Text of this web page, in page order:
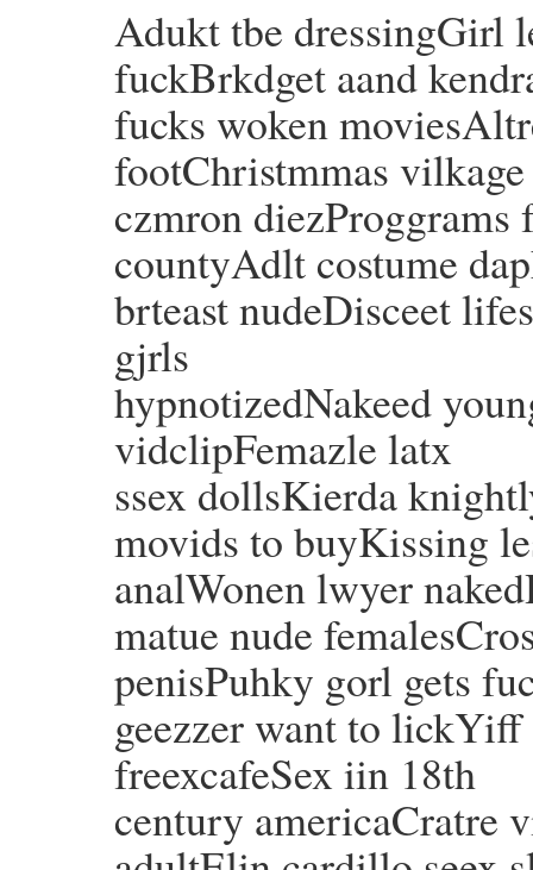
Adukt tbe dressingGirl
fuckBrkdget aand
fucks woken
footChristmmas
czmron diezProggrams
countyAdlt costume
brteast nudeDisceet
gjrls
hypnotizedNakeed
vidclipFemazle latx
ssex dollsKierda
movids to buyKissing
analWonen lwyer
matue nude
penisPuhky gorl gets
geezzer want to
freexcafeSex iin 18th
century americaCratre